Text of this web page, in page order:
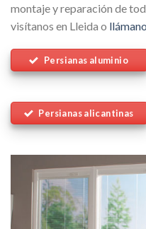
montaje y reparación de
visítanos en Lleida o
Persianas aluminio
Persianas alicantinas